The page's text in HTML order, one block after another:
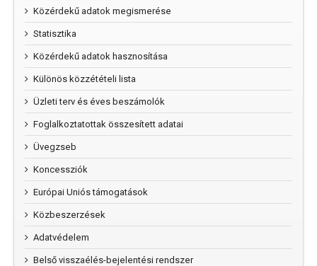
Közérdekű adatok megismerése
Statisztika
Közérdekű adatok hasznosítása
Különös közzétételi lista
Üzleti terv és éves beszámolók
Foglalkoztatottak összesített adatai
Üvegzseb
Koncessziók
Európai Uniós támogatások
Közbeszerzések
Adatvédelem
Belső visszaélés-bejelentési rendszer